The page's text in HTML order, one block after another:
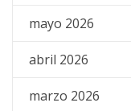
mayo 2026
abril 2026
marzo 2026